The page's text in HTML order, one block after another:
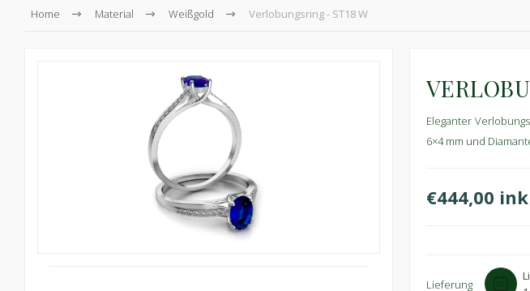
Home Material Weißgold Verlobungsring - ST18 W
Eleganter
6×4 mm und
€444,00
Lieferung